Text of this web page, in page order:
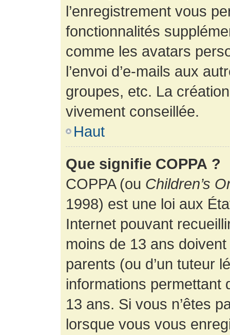
l’enregistrement vous
fonctionnalités
comme les avatars
l’envoi d’e-mails aux
groupes, etc. La
vivement conseillée.
Haut
Que signifie COPPA ?
COPPA (ou Children’s
1998) est une loi aux
Internet pouvant
moins de 13 ans
parents (ou d’un tuteur
informations permettant
13 ans. Si vous n’êtes
lorsque vous vous